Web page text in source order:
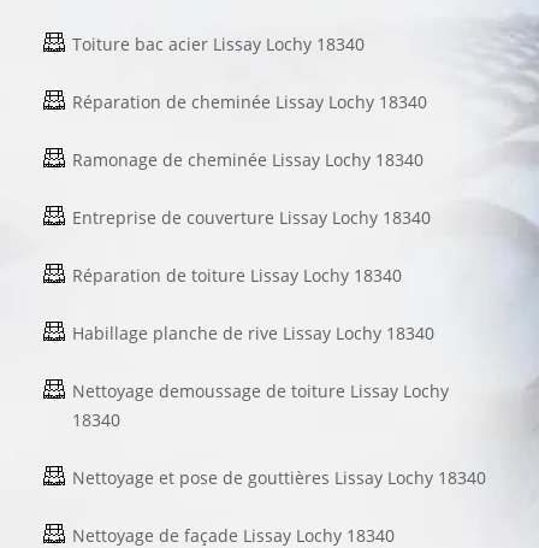
Toiture bac acier Lissay Lochy 18340
Réparation de cheminée Lissay Lochy 18340
Ramonage de cheminée Lissay Lochy 18340
Entreprise de couverture Lissay Lochy 18340
Réparation de toiture Lissay Lochy 18340
Habillage planche de rive Lissay Lochy 18340
Nettoyage demoussage de toiture Lissay Lochy
18340
Nettoyage et pose de gouttières Lissay Lochy 18340
Nettoyage de façade Lissay Lochy 18340